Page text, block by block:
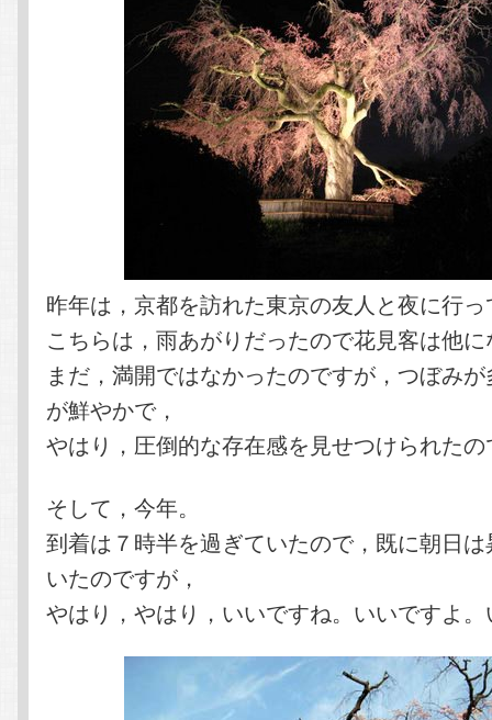
昨年は，京都を訪れた東京の友人と夜に行
こちらは，雨あがりだったので花見客は他
まだ，満開ではなかったのですが，つぼみ
が鮮やかで，
やはり，圧倒的な存在感を見せつけられた
そして，今年。
到着は７時半を過ぎていたので，既に朝日
いたのですが，
やはり，やはり，いいですね。いいですよ